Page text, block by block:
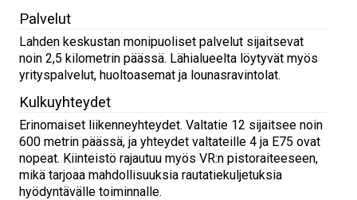
Palvelut
Lahden keskustan monipuoliset palvelut sijaitsevat
noin 2,5 kilometrin päässä. Lähialueelta löytyvät myös
yrityspalvelut, huoltoasemat ja lounasravintolat.
Kulkuyhteydet
Erinomaiset liikenneyhteydet. Valtatie 12 sijaitsee noin
600 metrin päässä, ja yhteydet valtateille 4 ja E75 ovat
nopeat. Kiinteistö rajautuu myös VR:n pistoraiteeseen,
mikä tarjoaa mahdollisuuksia rautatiekuljetuksia
hyödyntävälle toiminnalle.